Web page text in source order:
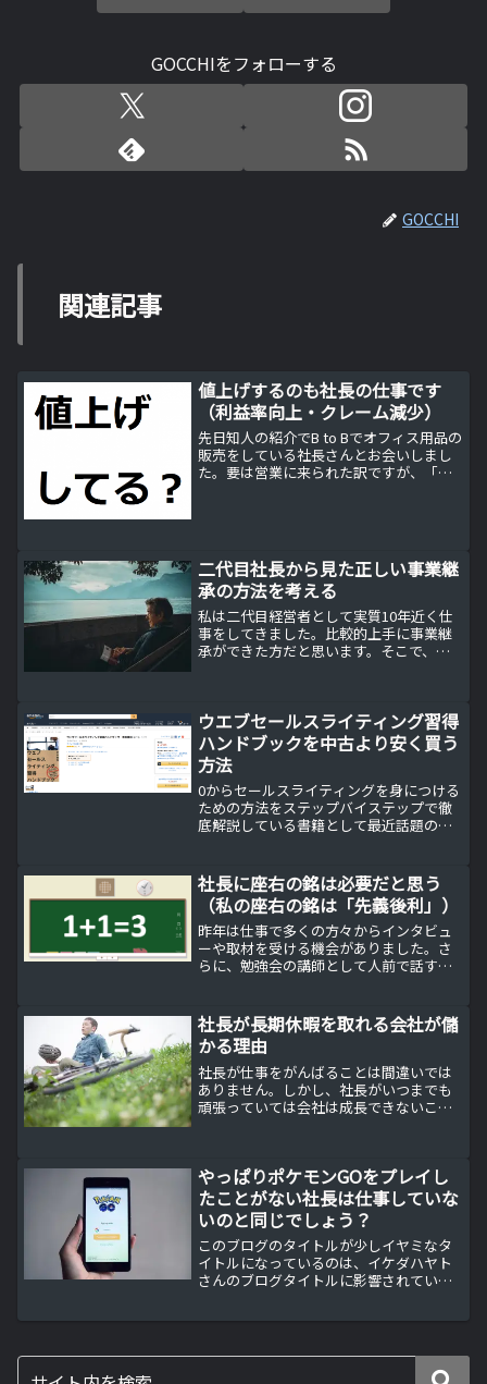
GOCCHIをフォローする
GOCCHI
関連記事
値上げするのも社長の仕事です
（利益率向上・クレーム減少）
先日知人の紹介でB to Bでオフィス用品の
販売をしている社長さんとお会いしまし
た。要は営業に来られた訳ですが、「笑
二代目社長から見た正しい事業継
承の方法を考える
私は二代目経営者として実質10年近く仕
事をしてきました。比較的上手に事業継
承ができた方だと思います。そこで、二
たかたの高田元社長の講...
ウエブセールスライティング習得
ハンドブックを中古より安く買う
方法
0からセールスライティングを身につける
ための方法をステップバイステップで徹
底解説している書籍として最近話題の
入するよりも安く購入する方法がありま
す。
社長に座右の銘は必要だと思う
（私の座右の銘は「先義後利」）
昨年は仕事で多くの方々からインタビュ
ーや取材を受ける機会がありました。さ
らに、勉強会の講師として人前で話す機
ら座右の銘を考えておいた方が仕事に役
立ちますよ。座右の銘とは...
社長が長期休暇を取れる会社が儲
かる理由
社長が仕事をがんばることは間違いでは
ありません。しかし、社長がいつまでも
頑張っていては会社は成長できないこと
やっぱりポケモンGOをプレイし
たことがない社長は仕事していな
いのと同じでしょう？
このブログのタイトルが少しイヤミなタ
イトルになっているのは、イケダハヤト
さんのブログタイトルに影響されている